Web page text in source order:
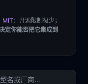
MIT ：开源限制极少；
定你能否把它集成到